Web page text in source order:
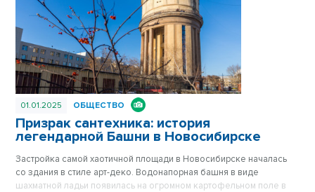
01.01.2025 ОБЩЕСТВО
Призрак сантехника: история
легендарной Башни в Новосибирске
Застройка самой хаотичной площади в Новосибирске началась
со здания в стиле арт-деко. Водонапорная башня в виде
шахматной ладьи появилась на огромном картофельном поле в